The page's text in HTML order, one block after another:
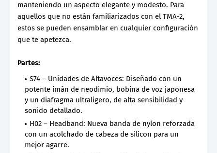
manteniendo un aspecto elegante y modesto. Para
aquellos que no están familiarizados con el TMA-2,
estos se pueden ensamblar en cualquier configuración
que te apetezca.
Partes:
S74 – Unidades de Altavoces: Diseñado con un
potente imán de neodimio, bobina de voz japonesa
y un diafragma ultraligero, de alta sensibilidad y
sonido detallado.
H02 – Headband: Nueva banda de nylon reforzada
con un acolchado de cabeza de silicon para un
mejor agarre.